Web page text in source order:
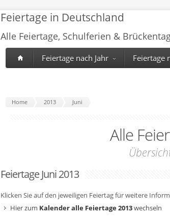
Feiertage in Deutschland
Alle Feiertage, Schulferien &
Feiertage nach Jahr Feiertage
Home 2013 Juni
Alle
Feiertage Juni 2013
Klicken Sie auf den jeweiligen Feiertag für weitere
Hier zum Kalender alle Feiertage 2013wechseln